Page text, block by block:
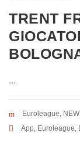
TRENT
...
Euroleague,
App, Euroleague,